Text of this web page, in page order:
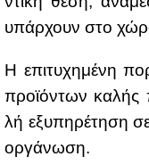
υπάρ­χουν στο
Η επι­τυ­χη­μέ­νη
προ­ϊ­ό­ντων κα­λής
λή εξυ­πη­ρέ­τη­ση
ορ­γά­νω­ση.